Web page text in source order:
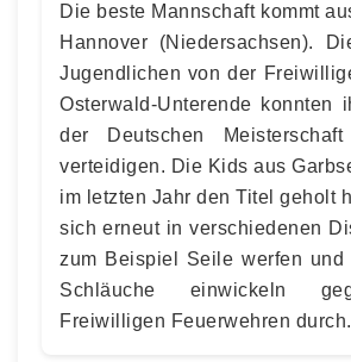
Die beste Mannschaft kommt
Hannover (Niedersachsen).
Jugendlichen von der
Osterwald-Unterende konnten
der Deutschen
verteidigen. Die Kids aus
im letzten Jahr den Titel geholt
sich erneut in verschiedenen
zum Beispiel Seile werfen und
Schläuche einwickeln
Freiwilligen Feuerwehren durch.